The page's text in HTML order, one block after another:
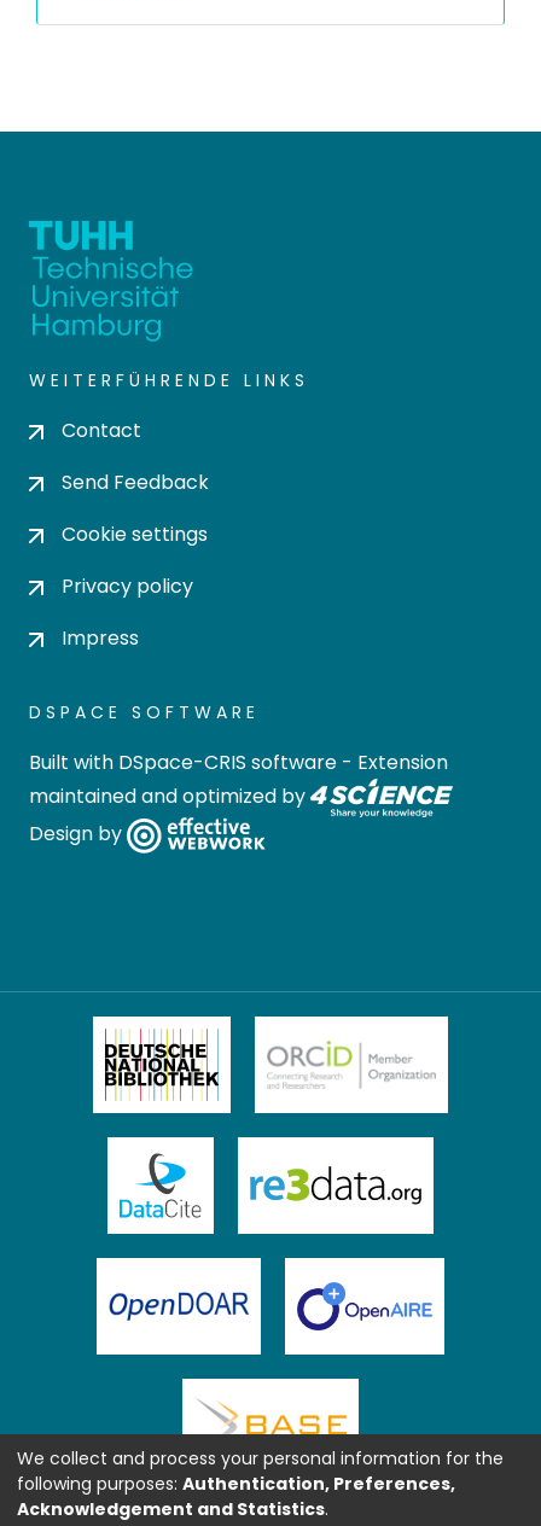
WEITERFÜHRENDE LINKS
Contact
Send Feedback
Cookie settings
Privacy policy
Impress
DSPACE SOFTWARE
Built with DSpace-CRIS software - Extension
maintained and optimized by
Design by
We collect and process your personal information for the
following purposes: Authentication, Preferences,
Acknowledgement and Statistics.